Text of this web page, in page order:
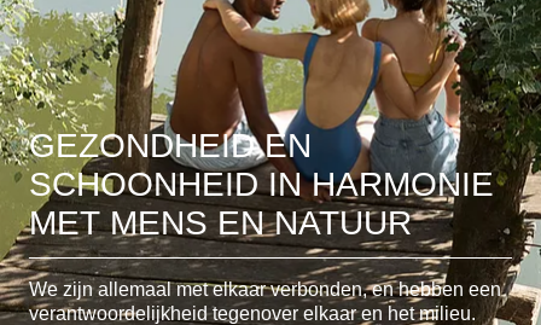
GEZONDHEID EN
SCHOONHEID IN HARMONIE
MET MENS EN NATUUR
We zijn allemaal met elkaar verbonden, en hebben een
verantwoordelijkheid tegenover elkaar en het milieu.